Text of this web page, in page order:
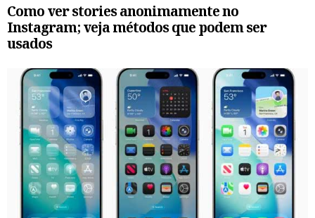
Como ver stories anonimamente no
Instagram; veja métodos que podem ser
usados